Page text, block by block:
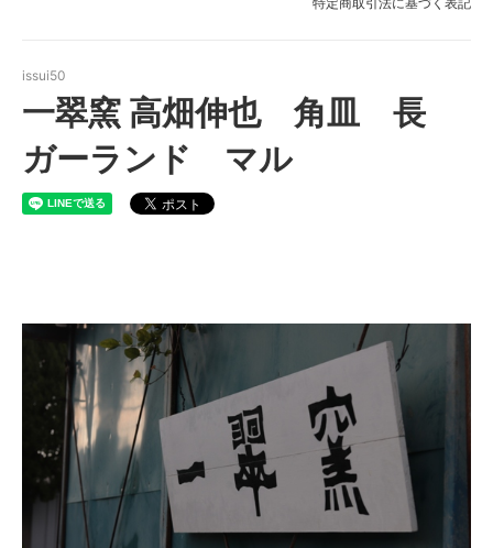
issui50
一翠窯 高畑伸也 角皿 長
ガーランド マル